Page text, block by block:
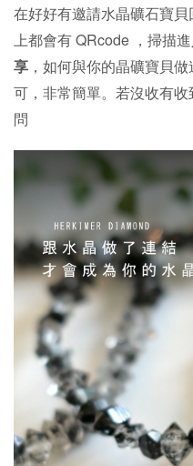
在好好有邀請水晶礦石寶
上都會有 QRcode ，掃描進
享 ，如何與你的晶礦寶貝
可，非常簡單。若沒收有
問